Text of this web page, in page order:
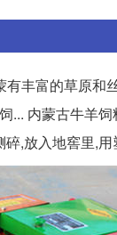
丰富的草原
... 内蒙古牛羊
,放入地窖里,用